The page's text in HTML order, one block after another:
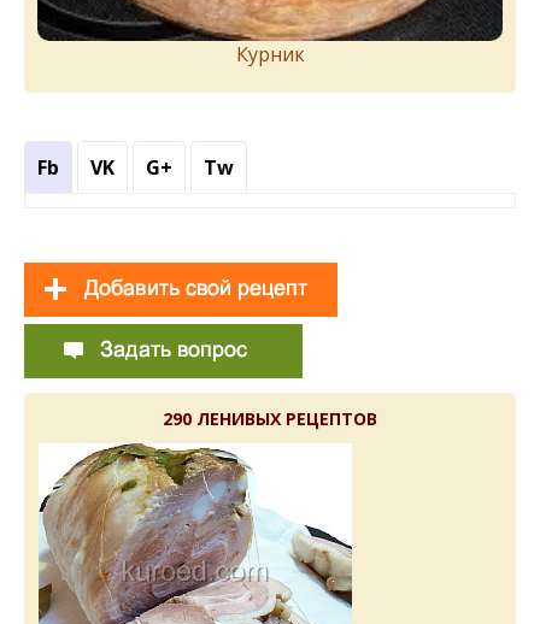
Курник
Fb VK G+ Tw
290 ЛЕНИВЫХ РЕЦЕПТОВ